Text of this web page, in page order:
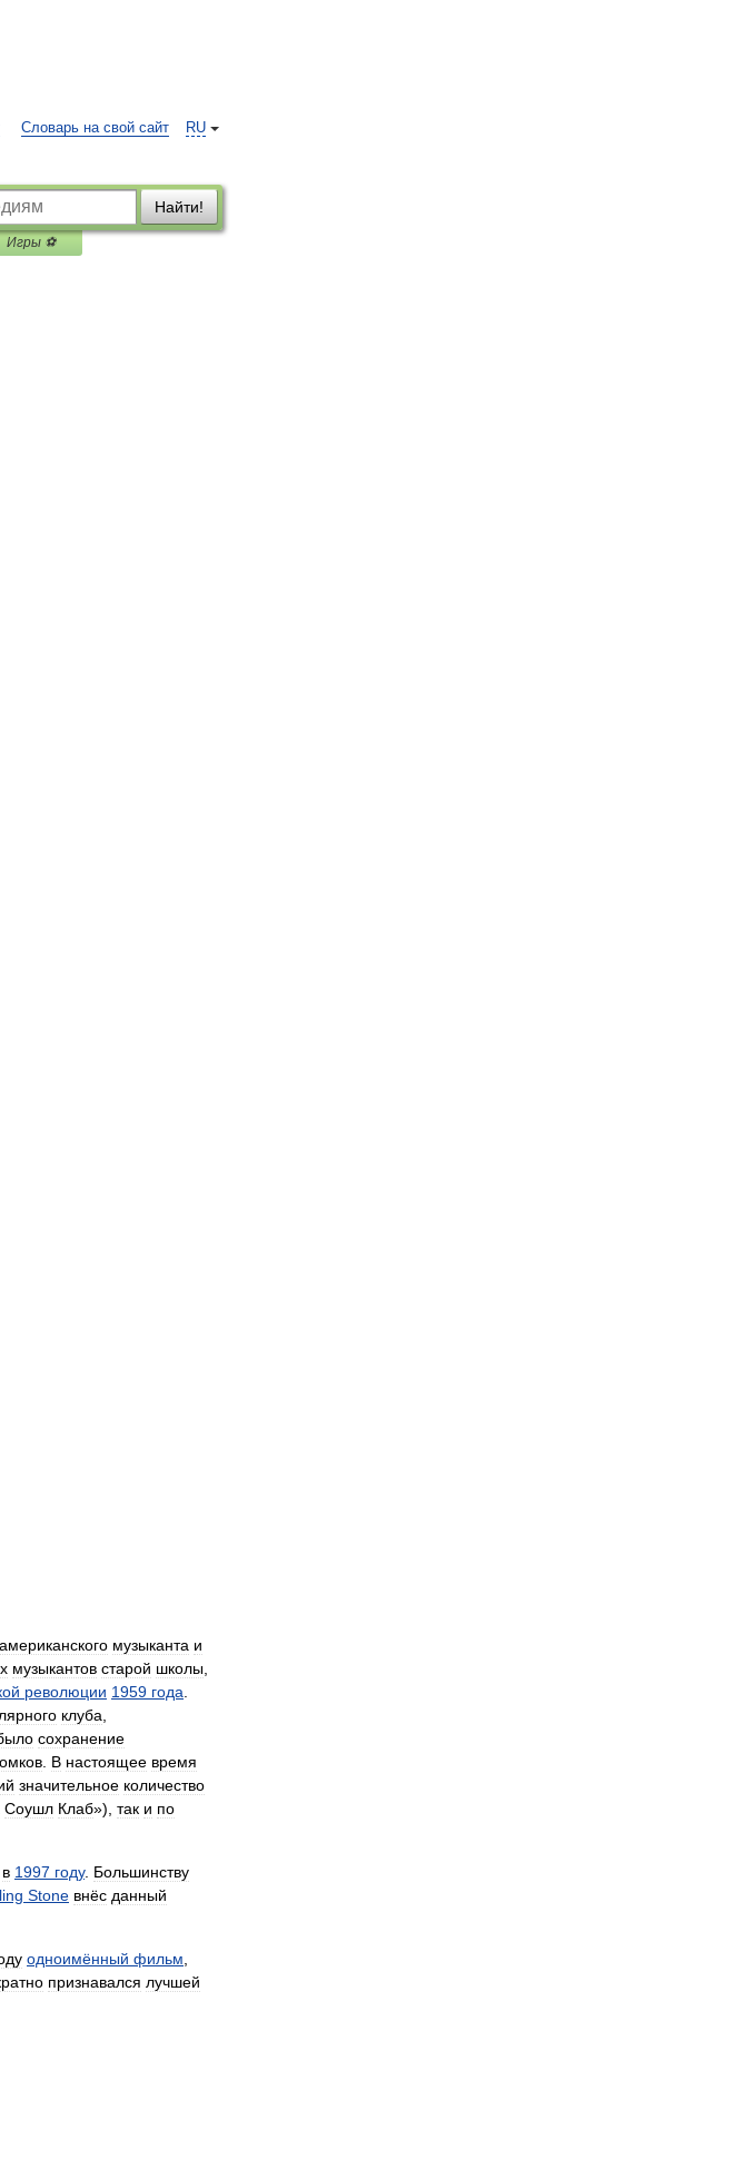
RU
Словарь на свой сайт
Найти!
Игры ⚽
американского музыканта и
музыкантов старой школы
революции 1959 года
клуба
сохранение
В настоящее время
значительное количество
Соушл Клаб»), так и по
в 1997 году. Большинству
Stone внёс данный
одноимённый фильм
признавался лучшей